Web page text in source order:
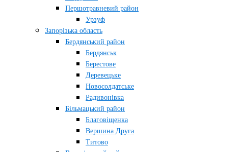
Першотравневий район
Урзуф
Запорізька область
Бердянський район
Бердянськ
Берестове
Деревецьке
Новосолдатське
Радивонівка
Більмацький район
Благовіщенка
Вершина Друга
Титово